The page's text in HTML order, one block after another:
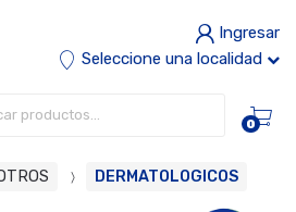
Ingresar
Seleccione una localidad
0
DERMATOLOGICOS